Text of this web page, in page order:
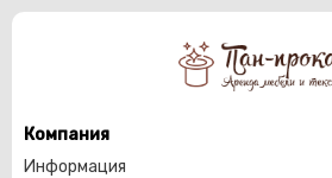
Компания
Информация